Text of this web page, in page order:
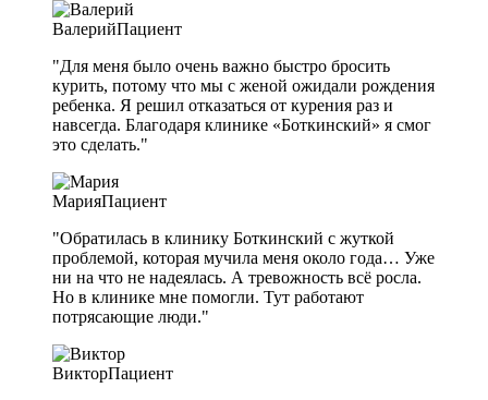
ВалерийПациент
"Для меня было очень важно быстро бросить
курить, потому что мы с женой ожидали рождения
ребенка. Я решил отказаться от курения раз и
навсегда. Благодаря клинике «Боткинский» я смог
это сделать."
МарияПациент
"Обратилась в клинику Боткинский с жуткой
проблемой, которая мучила меня около года… Уже
ни на что не надеялась. А тревожность всё росла.
Но в клинике мне помогли. Тут работают
потрясающие люди."
ВикторПациент